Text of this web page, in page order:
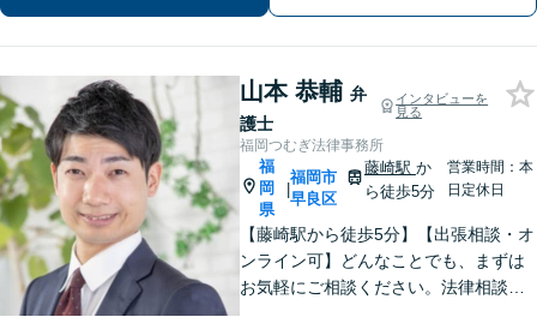
山本 恭輔 弁
護士
インタビューを
見る
福岡つむぎ法律事務所
福
岡
県
|
福岡市
早良区
藤崎駅 か
ら徒歩5分
営業時間：本
日定休日
【藤崎駅から徒歩5分】【出張相談・オ
ンライン可】どんなことでも、まずは
お気軽にご相談ください。法律相談で